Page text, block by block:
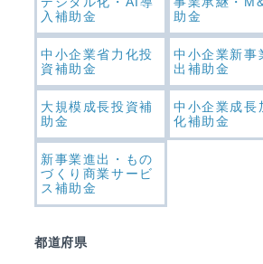
入補助金
助金
中小企業省力化投
資補助金
中小企業新事
出補助金
大規模成長投資補
助金
中小企業成長
化補助金
新事業進出・もの
づくり商業サービ
ス補助金
都道府県